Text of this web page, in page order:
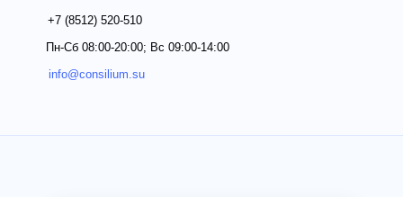
+7 (8512) 520-510
Пн-Сб 08:00-20:00; Вс 09:00-14:00
info@consilium.su